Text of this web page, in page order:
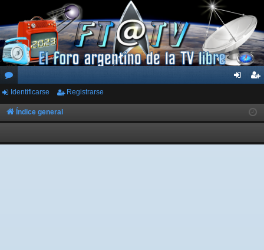
or
os
ar
ist
rs
Identificarse Registrarse
Índice general